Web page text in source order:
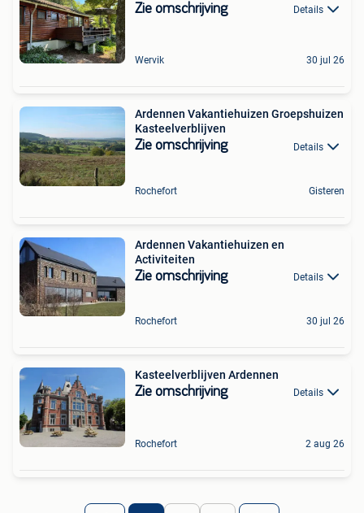
Zie omschrijving Details
Wervik 30 jul 26
Ardennen Vakantiehuizen Groepshuizen
Kasteelverblijven
Zie omschrijving Details
Rochefort Gisteren
Ardennen Vakantiehuizen en
Activiteiten
Zie omschrijving Details
Rochefort 30 jul 26
Kasteelverblijven Ardennen
Zie omschrijving Details
Rochefort 2 aug 26